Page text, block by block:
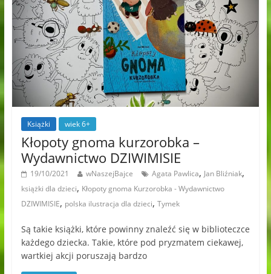
Książki wiek 6+
Kłopoty gnoma kurzorobka –
Wydawnictwo DZIWIMISIE
19/10/2021 wNaszejBajce Agata Pawlica, Jan Bliźniak,
książki dla dzieci, Kłopoty gnoma Kurzorobka - Wydawnictwo
DZIWIMISIE, polska ilustracja dla dzieci, Tymek
Są takie książki, które powinny znaleźć się w biblioteczce
każdego dziecka. Takie, które pod pryzmatem ciekawej,
wartkiej akcji poruszają bardzo